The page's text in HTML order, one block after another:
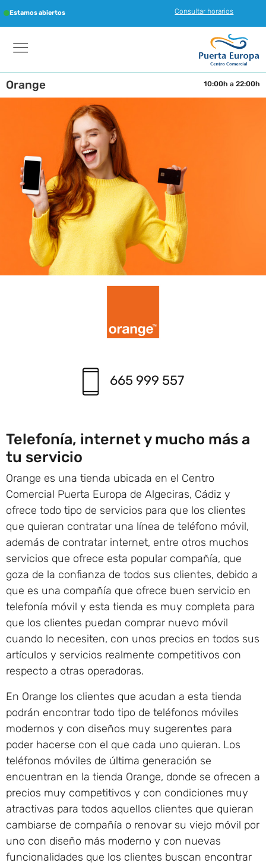
Estamos abiertos Consultar horarios
Orange 10:00h a 22:00h
665 999 557
Telefonía, internet y mucho más a
tu servicio
Orange es una tienda ubicada en el Centro
Comercial Puerta Europa de Algeciras, Cádiz y
ofrece todo tipo de servicios para que los clientes
que quieran contratar una línea de teléfono móvil,
además de contratar internet, entre otros muchos
servicios que ofrece esta popular compañía, que
goza de la confianza de todos sus clientes, debido a
que es una compañía que ofrece buen servicio en
telefonía móvil y esta tienda es muy completa para
que los clientes puedan comprar nuevo móvil
cuando lo necesiten, con unos precios en todos sus
artículos y servicios realmente competitivos con
respecto a otras operadoras.
En Orange los clientes que acudan a esta tienda
podrán encontrar todo tipo de teléfonos móviles
modernos y con diseños muy sugerentes para
poder hacerse con el que cada uno quieran. Los
teléfonos móviles de última generación se
encuentran en la tienda Orange, donde se ofrecen a
precios muy competitivos y con condiciones muy
atractivas para todos aquellos clientes que quieran
cambiarse de compañía o renovar su viejo móvil por
uno con diseño más moderno y con nuevas
funcionalidades que los clientes buscan encontrar